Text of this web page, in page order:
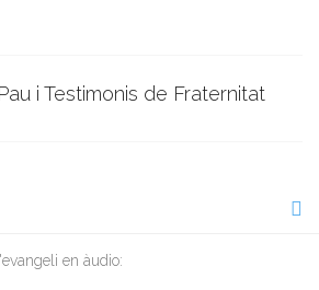
i Testimonis de Fraternitat
en àudio: